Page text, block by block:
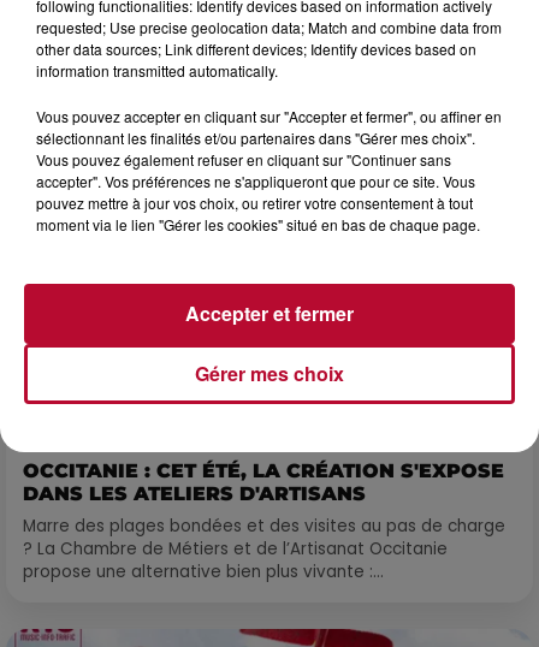
L'actu RTS dans le Sud
OCCITANIE : CET ÉTÉ, LA CRÉATION S'EXPOSE
DANS LES ATELIERS D'ARTISANS
Marre des plages bondées et des visites au pas de charge
? La Chambre de Métiers et de l’Artisanat Occitanie
propose une alternative bien plus vivante :...
following functionalities: Identify devices based on information actively
requested; Use precise geolocation data; Match and combine data from
other data sources; Link different devices; Identify devices based on
information transmitted automatically.
Vous pouvez accepter en cliquant sur "Accepter et fermer", ou affiner en
sélectionnant les finalités et/ou partenaires dans "Gérer mes choix".
Vous pouvez également refuser en cliquant sur "Continuer sans
accepter". Vos préférences ne s'appliqueront que pour ce site. Vous
pouvez mettre à jour vos choix, ou retirer votre consentement à tout
moment via le lien "Gérer les cookies" situé en bas de chaque page.
Gérer mes choix
Accepter et fermer